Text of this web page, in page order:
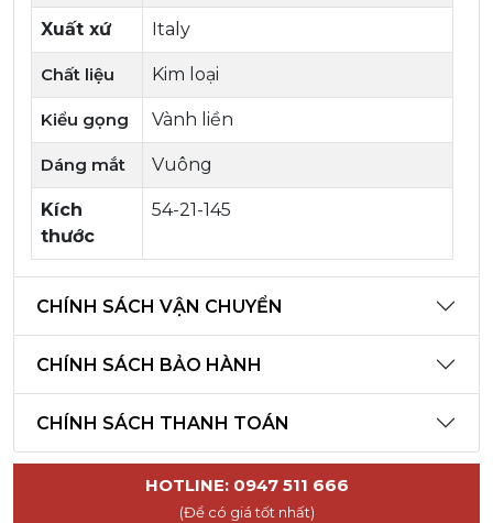
Xuất xứ Italy
Chất liệu Kim loại
Kiểu gọng Vành liền
Dáng mắt Vuông
Kích
thước
54-21-145
CHÍNH SÁCH VẬN CHUYỂN
CHÍNH SÁCH BẢO HÀNH
CHÍNH SÁCH THANH TOÁN
HOTLINE: 0947 511 666
(Để có giá tốt nhất)